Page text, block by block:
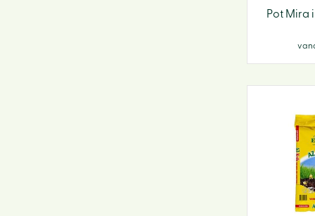
Pot Mira